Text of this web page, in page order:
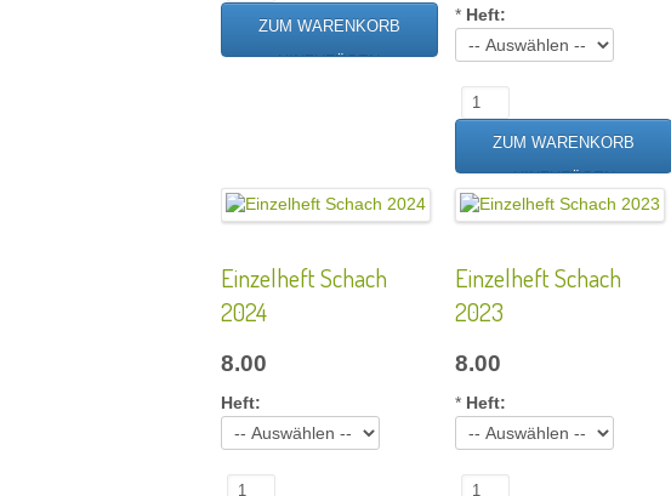
* Heft:
Einzelheft Schach
2024
8.00
Heft:
Einzelheft Schach
2023
8.00
* Heft: